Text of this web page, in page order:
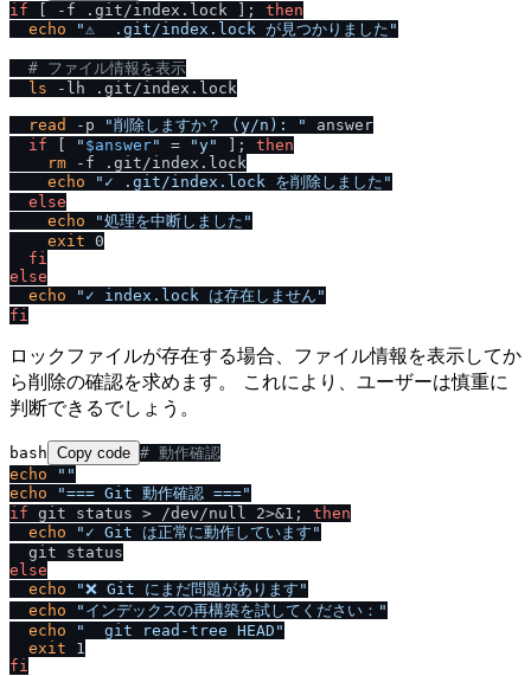
if [ -f .git/index.lock ]; then
echo
"⚠️  .git/index.lock が見つかりました"
# ファイル情報を表示
ls -lh .git/index.lock
read -p "削除しますか？ (y/n): "
answer
if
" $answer" = "y" ]; then
rm -f .git/index.lock
echo
"✓ .git/index.lock を削除しました"
else
echo
"処理を中断しました"
exit 0
fi
else
echo
"✓ index.lock は存在しません"
fi
ロックファイルが存在する場合、ファイル情報を表示してか
ら削除の確認を求めます。 これにより、ユーザーは慎重に
判断できるでしょう。
bash Copy code # 動作確認
echo
""
echo
"=== Git 動作確認 ==="
if git status > /dev/null 2>&1; then
echo
"✓ Git は正常に動作しています"
else
echo
"❌ Git にまだ問題があります"
echo
"インデックスの再構築を試してください："
echo
"  git read-tree HEAD"
exit
fi